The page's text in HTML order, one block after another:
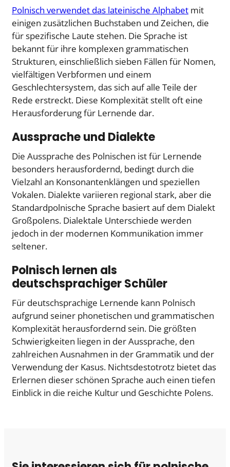
Polnisch verwendet das lateinische Alphabet mit
einigen zusätzlichen Buchstaben und Zeichen, die
für spezifische Laute stehen. Die Sprache ist
bekannt für ihre komplexen grammatischen
Strukturen, einschließlich sieben Fällen für Nomen,
vielfältigen Verbformen und einem
Geschlechtersystem, das sich auf alle Teile der
Rede erstreckt. Diese Komplexität stellt oft eine
Herausforderung für Lernende dar.
Aussprache und Dialekte
Die Aussprache des Polnischen ist für Lernende
besonders herausfordernd, bedingt durch die
Vielzahl an Konsonantenklängen und speziellen
Vokalen. Dialekte variieren regional stark, aber die
Standardpolnische Sprache basiert auf dem Dialekt
Großpolens. Dialektale Unterschiede werden
jedoch in der modernen Kommunikation immer
seltener.
Polnisch lernen als
deutschsprachiger Schüler
Für deutschsprachige Lernende kann Polnisch
aufgrund seiner phonetischen und grammatischen
Komplexität herausfordernd sein. Die größten
Schwierigkeiten liegen in der Aussprache, den
zahlreichen Ausnahmen in der Grammatik und der
Verwendung der Kasus. Nichtsdestotrotz bietet das
Erlernen dieser schönen Sprache auch einen tiefen
Einblick in die reiche Kultur und Geschichte Polens.